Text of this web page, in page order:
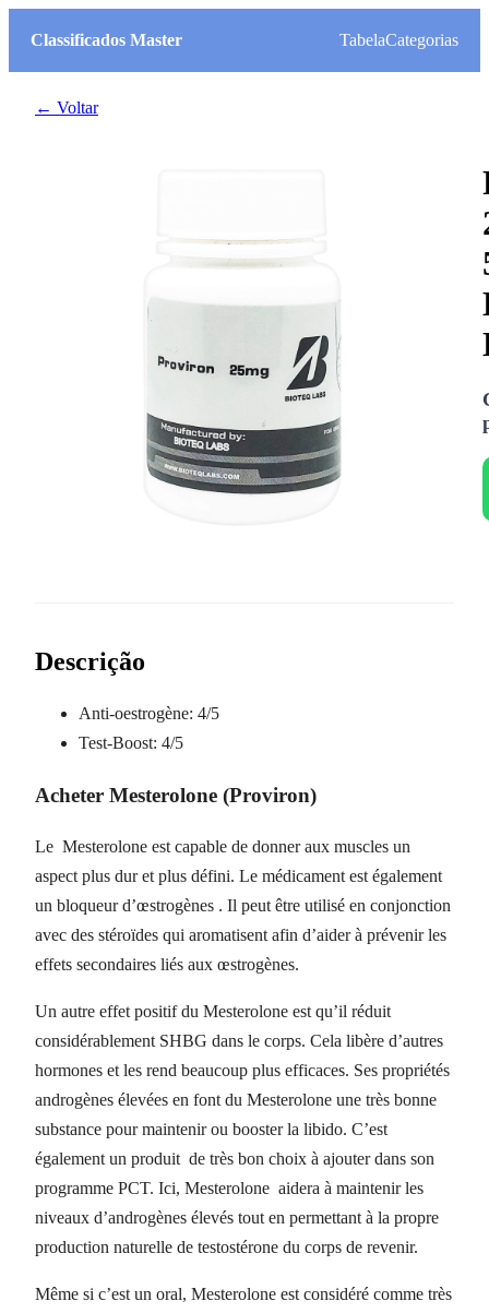
Classificados Master TabelaCategorias
← Voltar
Descrição
Anti-oestrogène: 4/5
Test-Boost: 4/5
Acheter Mesterolone (Proviron)
Le Mesterolone est capable de donner aux muscles un
aspect plus dur et plus défini. Le médicament est également
un bloqueur d’œstrogènes . Il peut être utilisé en conjonction
avec des stéroïdes qui aromatisent afin d’aider à prévenir les
effets secondaires liés aux œstrogènes.
Un autre effet positif du Mesterolone est qu’il réduit
considérablement SHBG dans le corps. Cela libère d’autres
hormones et les rend beaucoup plus efficaces. Ses propriétés
androgènes élevées en font du Mesterolone une très bonne
substance pour maintenir ou booster la libido. C’est
également un produit de très bon choix à ajouter dans son
programme PCT. Ici, Mesterolone aidera à maintenir les
niveaux d’androgènes élevés tout en permettant à la propre
production naturelle de testostérone du corps de revenir.
Même si c’est un oral, Mesterolone est considéré comme très